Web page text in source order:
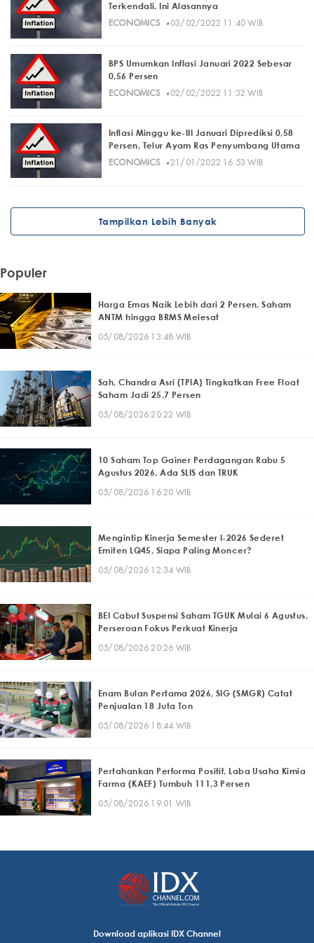
Terkendali, Ini Alasannya
ECONOMICS· 03/02/2022 11:40 WIB
BPS Umumkan Inflasi Januari 2022 Sebesar
0,56 Persen
ECONOMICS· 02/02/2022 11:32 WIB
Inflasi Minggu ke-III Januari Diprediksi 0,58
Persen, Telur Ayam Ras Penyumbang Utama
ECONOMICS· 21/01/2022 16:53 WIB
Tampilkan Lebih Banyak
Populer
Harga Emas Naik Lebih dari 2 Persen, Saham
ANTM hingga BRMS Melesat
05/08/2026 13:48 WIB
Sah, Chandra Asri (TPIA) Tingkatkan Free Float
Saham Jadi 25,7 Persen
05/08/2026 20:22 WIB
10 Saham Top Gainer Perdagangan Rabu 5
Agustus 2026, Ada SLIS dan TRUK
05/08/2026 16:20 WIB
Mengintip Kinerja Semester I-2026 Sederet
Emiten LQ45, Siapa Paling Moncer?
05/08/2026 12:34 WIB
BEI Cabut Suspensi Saham TGUK Mulai 6 Agustus,
Perseroan Fokus Perkuat Kinerja
05/08/2026 20:26 WIB
Enam Bulan Pertama 2026, SIG (SMGR) Catat
Penjualan 18 Juta Ton
05/08/2026 18:44 WIB
Pertahankan Performa Positif, Laba Usaha Kimia
Farma (KAEF) Tumbuh 111,3 Persen
05/08/2026 19:01 WIB
Download aplikasi IDX Channel